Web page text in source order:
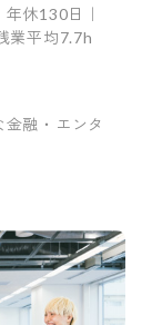
休130日｜
業平均7.7h
融・エンタ